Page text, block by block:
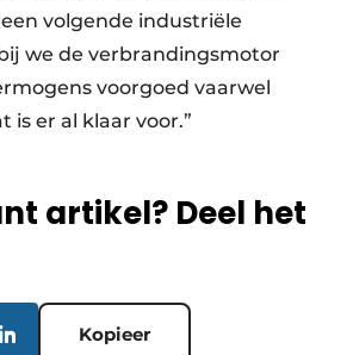
volgende industriële
we de verbrandingsmotor
voorgoed vaarwel
is er al klaar voor.”
artikel? Deel het
Kopieer